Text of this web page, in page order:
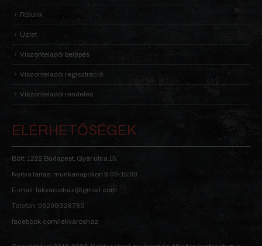
Rólunk
Üzlet
Viszonteladói belépés
Viszonteladói regisztráció
Viszonteladói rendelés
ELÉRHETŐSÉGEK
Bolt: 1222 Budapest, Gyár utca 15.
Nyitva tartás: munkanapokon 8:00-15:00
E-mail: lekvaroshaz@gmail.com
Telefon: 06209328789
facebook.com/lekvaroshaz